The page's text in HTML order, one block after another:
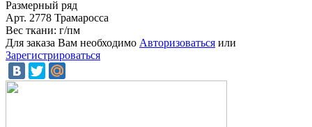
Размерный ряд
Арт. 2778 Трамаросса
Вес ткани: г/пм
Для заказа Вам необходимо Авторизоваться или
Зарегистрироваться